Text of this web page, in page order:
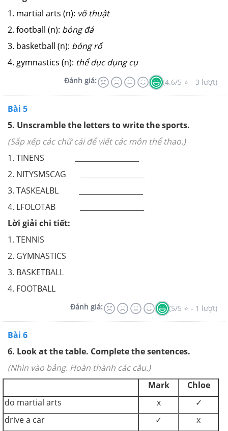
1. martial arts (n): võ thuật
2. football (n): bóng đá
3. basketball (n): bóng rổ
4. gymnastics (n): thể dục dụng cụ
Đánh giá: (4.6/5 ⭐ - 3 lượt)
Bài 5
5. Unscramble the letters to write the sports.
(Sắp xếp các chữ cái để viết các môn thể thao.)
1. TINENS __________________
2. NITYSMSCAG __________________
3. TASKEALBL __________________
4. LFOLOTAB __________________
Lời giải chi tiết:
1. TENNIS
2. GYMNASTICS
3. BASKETBALL
4. FOOTBALL
Đánh giá: (5/5 ⭐ - 1 lượt)
Bài 6
6. Look at the table. Complete the sentences.
(Nhìn vào bảng. Hoàn thành các câu.)
Mark
Chloe
do martial arts
x
✓
drive a car
✓
x